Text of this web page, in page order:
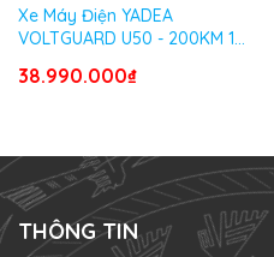
Xe Máy Điện YADEA
VOLTGUARD U50 - 200KM 1
38.990.000₫
THÔNG TIN